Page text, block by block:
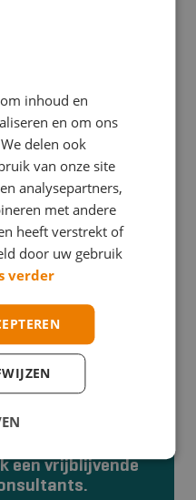
op de situatie
veilig aan het werk. Dat is
werken
nodig? Of moet
& Evaluatie geupdate
ons op. We kijken graag
kunnen helpen. Zo
een vrijblijvende
inhoud en
en om ons
delen ook
van onze site
analysepartners,
met andere
heeft verstrekt of
door uw gebruik
verder